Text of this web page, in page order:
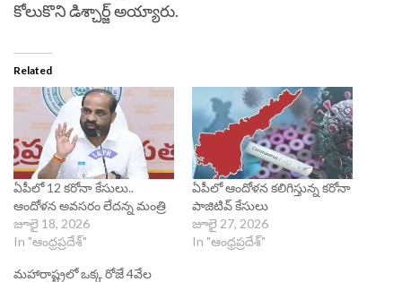
కోలుకొని డిశ్చార్జ్ అయ్యారు.
Related
ఏపీలో 12 కరోనా కేసులు..
ఆందోళన అవసరం లేదన్న మంత్రి
జూలై 18, 2026
In "ఆంధ్రప్రదేశ్"
ఏపీలో ఆందోళన కలిగిస్తున్న కరోనా
పాజిటివ్ కేసులు
జూలై 27, 2026
In "ఆంధ్రప్రదేశ్"
మహారాష్ట్రలో ఒక్క రోజే 4వేల